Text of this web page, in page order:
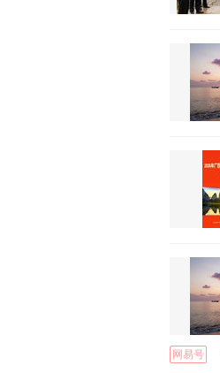
网易号